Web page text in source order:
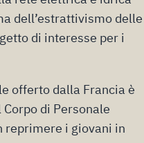
dell’estrattivismo delle
di interesse per i
offerto dalla Francia è
di Personale
reprimere i giovani in